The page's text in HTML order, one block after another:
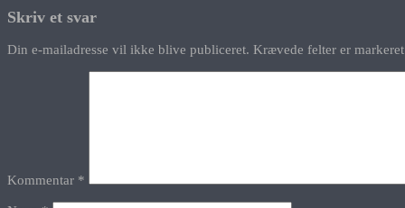
Skriv et svar
Din e-mailadresse vil ikke blive publiceret. Krævede felter er
Kommentar *